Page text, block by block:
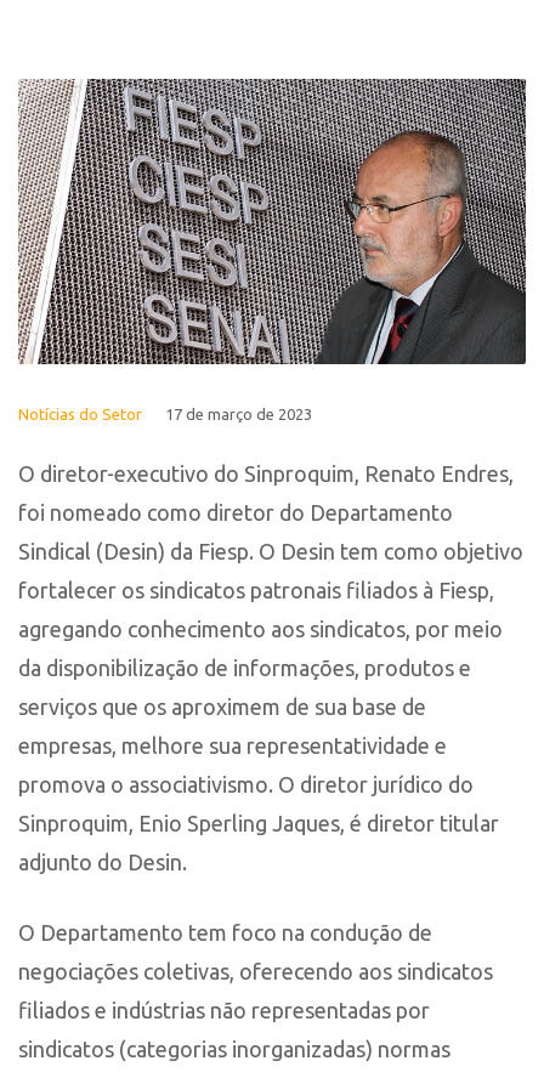
Notícias do Setor 17 de março de 2023
O diretor-executivo do Sinproquim, Renato Endres,
foi nomeado como diretor do Departamento
Sindical (Desin) da Fiesp. O Desin tem como objetivo
fortalecer os sindicatos patronais filiados à Fiesp,
agregando conhecimento aos sindicatos, por meio
da disponibilização de informações, produtos e
serviços que os aproximem de sua base de
empresas, melhore sua representatividade e
promova o associativismo. O diretor jurídico do
Sinproquim, Enio Sperling Jaques, é diretor titular
adjunto do Desin.
O Departamento tem foco na condução de
negociações coletivas, oferecendo aos sindicatos
filiados e indústrias não representadas por
sindicatos (categorias inorganizadas) normas